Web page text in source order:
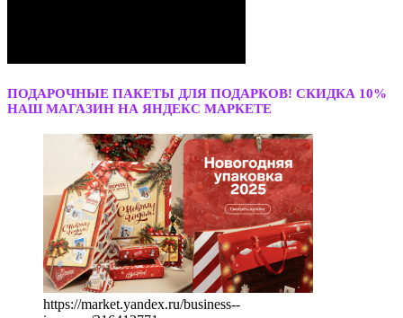
ПОДАРОЧНЫЕ ПАКЕТЫ ДЛЯ ПОДАРКОВ! СКИДКА 10%
НАШ МАГАЗИН НА ЯНДЕКС МАРКЕТЕ
https://market.yandex.ru/business--